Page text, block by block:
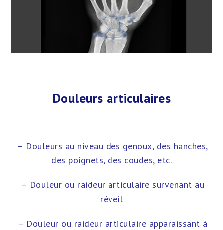
Douleurs articulaires
– Douleurs au niveau des genoux, des hanches,
des poignets, des coudes, etc.
– Douleur ou raideur articulaire survenant au
réveil
– Douleur ou raideur articulaire apparaissant à